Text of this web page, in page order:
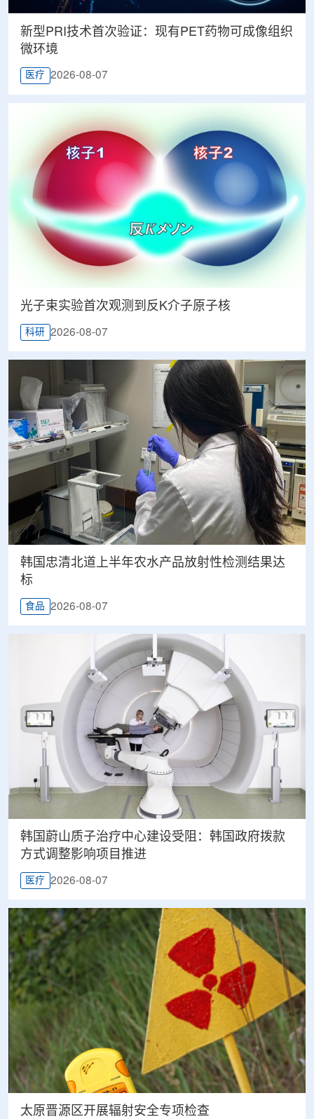
新型PRI技术首次验证：现有PET药物可成像组织
微环境
医疗 2026-08-07
光子束实验首次观测到反K介子原子核
科研 2026-08-07
韩国忠清北道上半年农水产品放射性检测结果达
标
食品 2026-08-07
韩国蔚山质子治疗中心建设受阻：韩国政府拨款
方式调整影响项目推进
医疗 2026-08-07
太原晋源区开展辐射安全专项检查